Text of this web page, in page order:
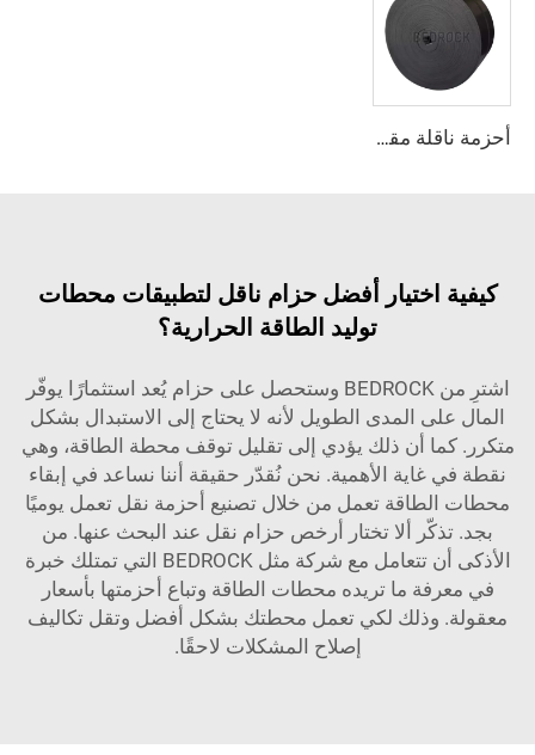
أحزمة ناقلة مقاومة للنفط مصممة من قبل المصنّع، بسرعة قابلة للتعديل وجديدة
كيفية اختيار أفضل حزام ناقل لتطبيقات محطات
توليد الطاقة الحرارية؟
اشترِ من BEDROCK وستحصل على حزام يُعد استثمارًا يوفّر
المال على المدى الطويل لأنه لا يحتاج إلى الاستبدال بشكل
متكرر. كما أن ذلك يؤدي إلى تقليل توقف محطة الطاقة، وهي
نقطة في غاية الأهمية. نحن نُقدّر حقيقة أننا نساعد في إبقاء
محطات الطاقة تعمل من خلال تصنيع أحزمة نقل تعمل يوميًا
بجد. تذكّر ألا تختار أرخص حزام نقل عند البحث عنها. من
الأذكى أن تتعامل مع شركة مثل BEDROCK التي تمتلك خبرة
في معرفة ما تريده محطات الطاقة وتباع أحزمتها بأسعار
معقولة. وذلك لكي تعمل محطتك بشكل أفضل وتقل تكاليف
إصلاح المشكلات لاحقًا.